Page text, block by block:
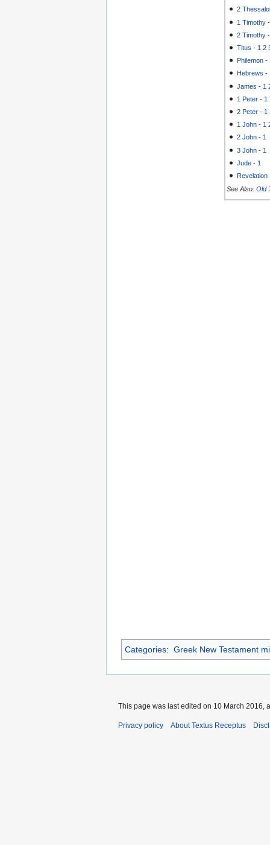
2
1 Timothy
2 Timothy
Titus - 1 2
Philemon -
Hebrews -
James - 1
1 Peter - 1
2 Peter - 1
1 John - 1
2 John - 1
3 John - 1
Jude - 1
Revelation
See Also: Old
Categories: Greek New Testament
This page was last edited on 10 March 2016,
Privacy policy About Textus Receptus